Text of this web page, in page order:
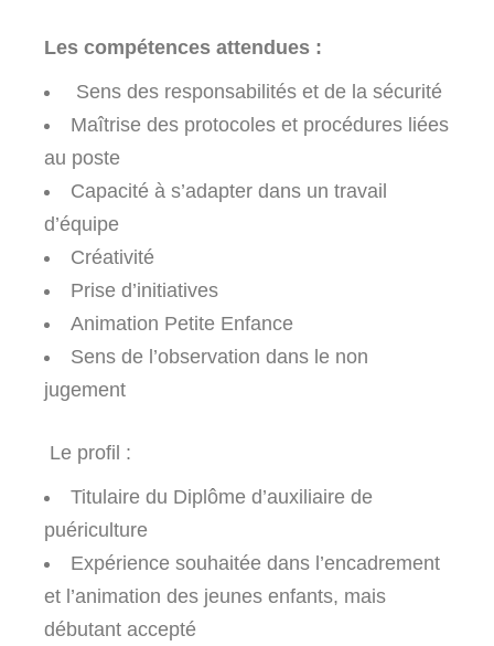
Les compétences attendues :
Sens des responsabilités et de la sécurité
Maîtrise des protocoles et procédures liées
au poste
Capacité à s’adapter dans un travail
d’équipe
Créativité
Prise d’initiatives
Animation Petite Enfance
Sens de l’observation dans le non
jugement
Le profil :
Titulaire du Diplôme d’auxiliaire de
puériculture
Expérience souhaitée dans l’encadrement
et l’animation des jeunes enfants, mais
débutant accepté